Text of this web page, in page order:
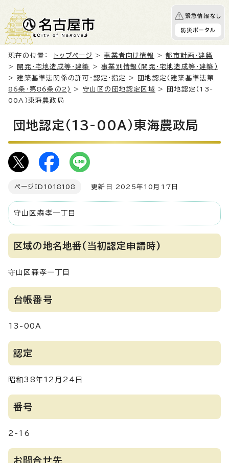
緊急情報なし
防災ポータル
現在の位置： トップページ >事業者向け情報 >都市計画・建築
>
開発・宅地造成等・建築 >事業別情報（開発・宅地造成等・建築）
>建築基準法関係の許可・認定・指定 >
団地認定(建築基準法第
86条・第86条の2)
> 守山区の団地認定区域 > 団地認定（13-
00A）東海農政局
団地認定（13-00A）東海農政局
ページID 1018108 更新日 2025年10月17日
守山区森孝一丁目
区域の地名地番(当初認定申請時)
守山区森孝一丁目
台帳番号
13-00A
認定
昭和38年12月24日
番号
2-16
お問合せ先